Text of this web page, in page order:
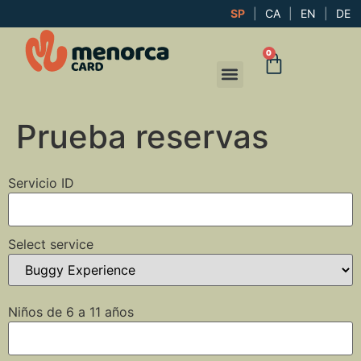
SP CA EN DE
0
Prueba reservas
Servicio ID
Select service
Niños de 6 a 11 años